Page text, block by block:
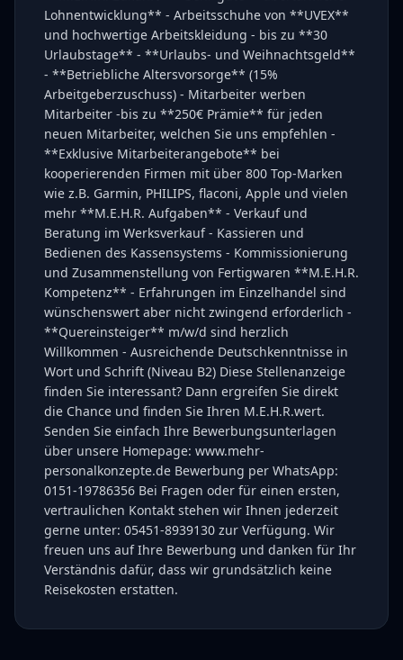
Lohnentwicklung** - Arbeitsschuhe von **UVEX**
und hochwertige Arbeitskleidung - bis zu **30
Urlaubstage** - **Urlaubs- und Weihnachtsgeld**
- **Betriebliche Altersvorsorge** (15%
Arbeitgeberzuschuss) - Mitarbeiter werben
Mitarbeiter -bis zu **250€ Prämie** für jeden
neuen Mitarbeiter, welchen Sie uns empfehlen -
**Exklusive Mitarbeiterangebote** bei
kooperierenden Firmen mit über 800 Top-Marken
wie z.B. Garmin, PHILIPS, flaconi, Apple und vielen
mehr **M.E.H.R. Aufgaben** - Verkauf und
Beratung im Werksverkauf - Kassieren und
Bedienen des Kassensystems - Kommissionierung
und Zusammenstellung von Fertigwaren **M.E.H.R.
Kompetenz** - Erfahrungen im Einzelhandel sind
wünschenswert aber nicht zwingend erforderlich -
**Quereinsteiger** m/w/d sind herzlich
Willkommen - Ausreichende Deutschkenntnisse in
Wort und Schrift (Niveau B2) Diese Stellenanzeige
finden Sie interessant? Dann ergreifen Sie direkt
die Chance und finden Sie Ihren M.E.H.R.wert.
Senden Sie einfach Ihre Bewerbungsunterlagen
über unsere Homepage: www.mehr-
personalkonzepte.de Bewerbung per WhatsApp:
0151-19786356 Bei Fragen oder für einen ersten,
vertraulichen Kontakt stehen wir Ihnen jederzeit
gerne unter: 05451-8939130 zur Verfügung. Wir
freuen uns auf Ihre Bewerbung und danken für Ihr
Verständnis dafür, dass wir grundsätzlich keine
Reisekosten erstatten.